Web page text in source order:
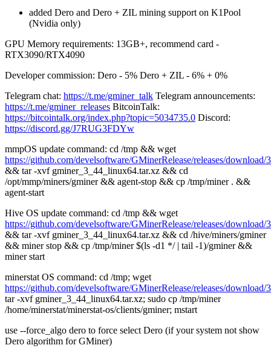
added Dero and Dero + ZIL mining support on K1Pool
(Nvidia only)
GPU Memory requirements: 13GB+, recommend card -
RTX3090/RTX4090
Developer commission: Dero - 5% Dero + ZIL - 6% + 0%
Telegram chat: https://t.me/gminer_talk Telegram announcements:
https://t.me/gminer_releases BitcoinTalk:
https://bitcointalk.org/index.php?topic=5034735.0 Discord:
https://discord.gg/J7RUG3FDYw
mmpOS update command: cd /tmp && wget
https://github.com/develsoftware/GMinerRelease/releases/
&& tar -xvf gminer_3_44_linux64.tar.xz && cd
/opt/mmp/miners/gminer && agent-stop && cp /tmp/miner . &&
agent-start
Hive OS update command: cd /tmp && wget
https://github.com/develsoftware/GMinerRelease/releases/
&& tar -xvf gminer_3_44_linux64.tar.xz && cd /hive/miners/gminer
&& miner stop && cp /tmp/miner $(ls -d1 */ | tail -1)/gminer &&
miner start
minerstat OS command: cd /tmp; wget
https://github.com/develsoftware/GMinerRelease/releases/
tar -xvf gminer_3_44_linux64.tar.xz; sudo cp /tmp/miner
/home/minerstat/minerstat-os/clients/gminer; mstart
use --force_algo dero to force select Dero (if your system not show
Dero algorithm for GMiner)